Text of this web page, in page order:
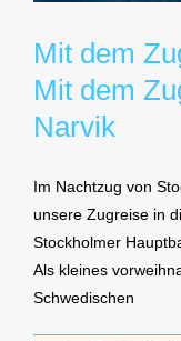
Mit dem
Mit dem
Narvik
Im Nachtzug von
unsere Zugreise in
Stockholmer
Als kleines
Schwedischen